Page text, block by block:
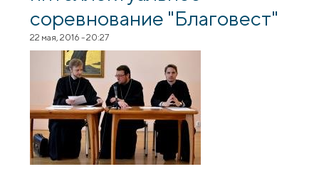
соревнование "Благовест"
22 мая, 2016 - 20:27